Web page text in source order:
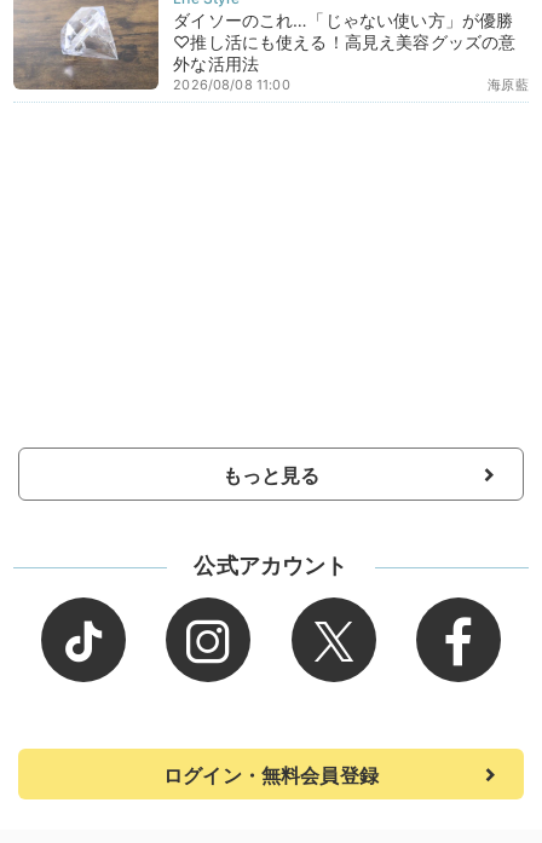
ダイソーのこれ…「じゃない使い方」が優勝
♡推し活にも使える！高見え美容グッズの意
外な活用法
海原藍
2026/08/08 11:00
もっと見る
公式アカウント
ログイン・無料会員登録